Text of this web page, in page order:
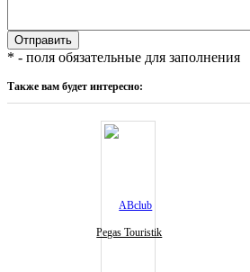
* - поля обязательные для заполнения
Также вам будет интересно:
Pegas Touristik